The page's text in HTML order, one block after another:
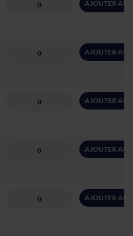
AJOUTER AU
AJOUTER AU
AJOUTER AU
AJOUTER AU
AJOUTER AU